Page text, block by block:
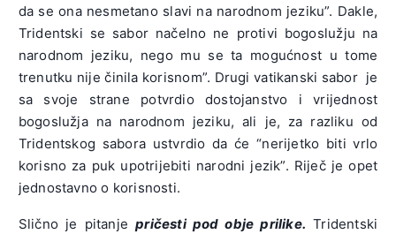
da se ona nesmetano slavi na narodnom jeziku”. Dakle,
Tridentski se sabor načelno ne protivi bogoslužju na
narodnom jeziku, nego mu se ta mogućnost u tome
trenutku nije činila korisnom”. Drugi vatikanski sabor je
sa svoje strane potvrdio dostojanstvo i vrijednost
bogoslužja na narodnom jeziku, ali je, za razliku od
Tridentskog sabora ustvrdio da će “nerijetko biti vrlo
korisno za puk upotrijebiti narodni jezik”. Riječ je opet
jednostavno o korisnosti.
Slično je pitanjepričesti pod obje prilike. Tridentski